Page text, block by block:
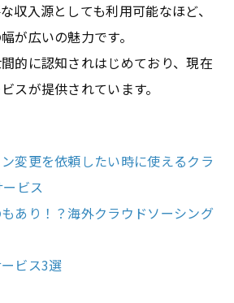
収入源としても利用可能なほど、
が広いの魅力です。
的に認知されはじめており、現在
スが提供されています。
変更を依頼したい時に使えるクラ
ビス
あり！？海外クラウドソーシング
ビス3選